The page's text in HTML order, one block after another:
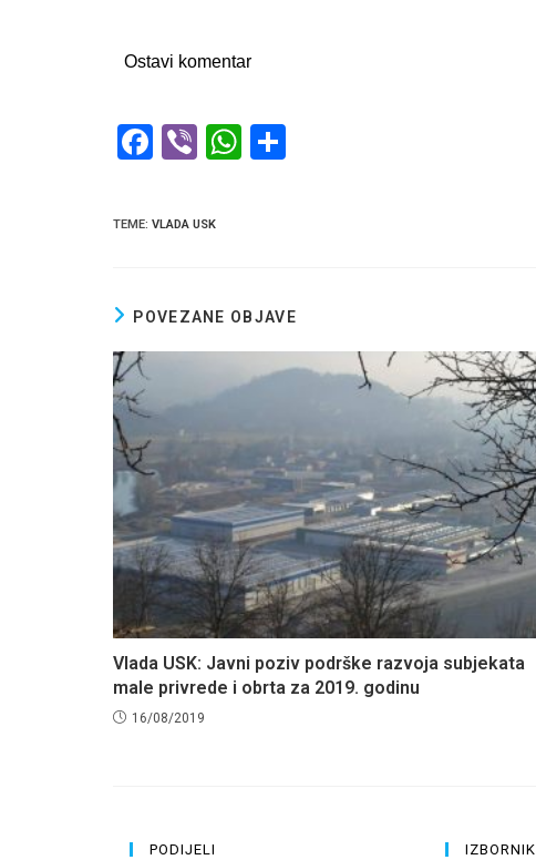
Ostavi komentar
F
ce
o
k
Vi
er
W
p
p
TEME: VLADA USK
POVEZANE OBJAVE
Vlada USK: Javni poziv podrške razvoja subjekata
male privrede i obrta za 2019. godinu
16/08/2019
PODIJELI IZBORNIK